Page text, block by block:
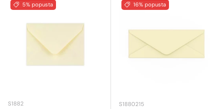
5% popusta
S1882
16% popusta
S1880215